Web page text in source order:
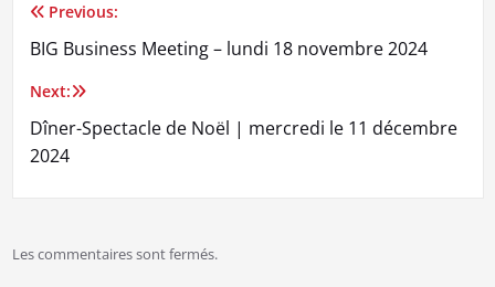
Navigation
de
l’article
Previous:
BIG Business Meeting – lundi 18 novembre 2024
Next:
Dîner-Spectacle de Noël | mercredi le 11 décembre
2024
Les commentaires sont fermés.